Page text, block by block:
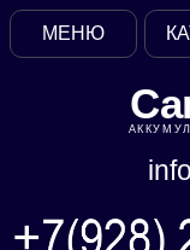
МЕНЮ